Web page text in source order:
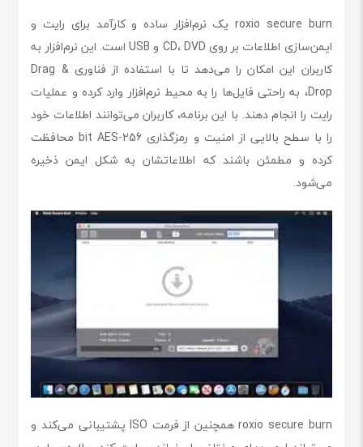
roxio secure burn یک نرم‌افزار ساده و کارآمد برای رایت و
ایمن‌سازی اطلاعات بر روی CD، DVD و USB است. این نرم‌افزار به
کاربران این امکان را می‌دهد تا با استفاده از فناوری Drag &
Drop، به راحتی فایل‌ها را به محیط نرم‌افزار وارد کرده و عملیات
رایت را انجام دهند. با این برنامه، کاربران می‌توانند اطلاعات خود
را با سطح بالایی از امنیت و رمزگذاری 256-bit AES محافظت
کرده و مطمئن باشند که اطلاعاتشان به شکل ایمن ذخیره
می‌شود.
roxio secure burn همچنین از فرمت ISO پشتیبانی می‌کند و